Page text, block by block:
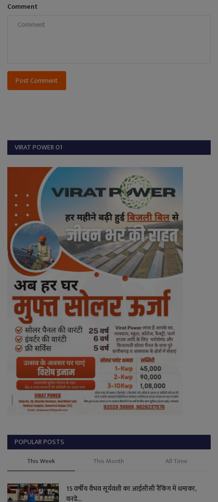
Comment
Post Comment
VIRAT POWER 01
POPULAR POSTS
This Week This Month All Time
15 वर्षीय वैभव सूर्यवंशी का आईसीसी रैंकिंग में धमाका,
वनडे...